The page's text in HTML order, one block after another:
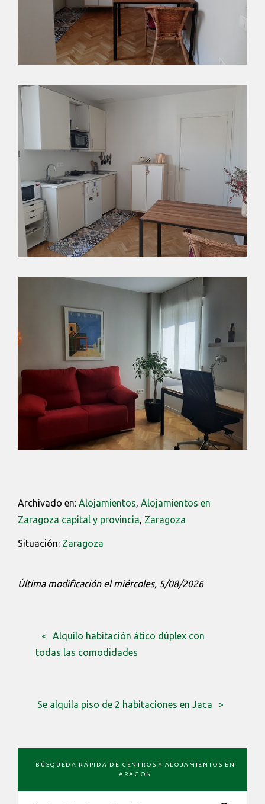
Archivado en: Alojamientos, Alojamientos en
Zaragoza capital y provincia, Zaragoza
Situación: Zaragoza
Última modificación el miércoles, 5/08/2026
Alquilo habitación ático dúplex con
todas las comodidades
Se alquila piso de 2 habitaciones en Jaca
PRIMARIA
BÚSQUEDA RÁPIDA DE CENTROS Y ALOJAMIENTOS EN
ARAGÓN